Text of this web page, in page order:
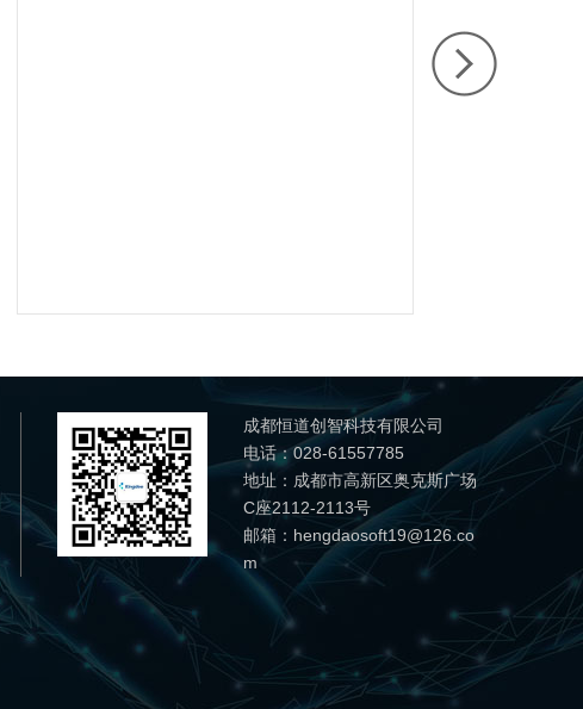
成都恒道创智科技有限公司
电话：028-61557785
地址：成都市高新区奥克斯广场
C座2112-2113号
邮箱：hengdaosoft19@126.co
m